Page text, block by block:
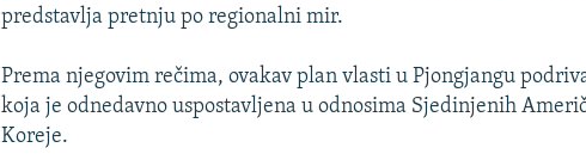
predstavlja pretnju po regionalni mir.
Prema njegovim rečima, ovakav plan vlasti u Pjongjangu
koja je odnedavno uspostavljena u odnosima Sjedinjenih
Koreje.